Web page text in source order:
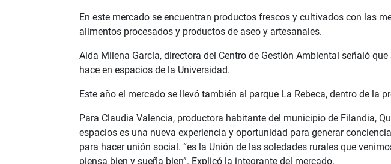
En este mercado se encuentran productos frescos y cultivados con las
alimentos procesados y productos de aseo y artesanales.
Aida Milena García, directora del Centro de Gestión Ambiental señaló
hace en espacios de la Universidad.
Este año el mercado se llevó también al parque La Rebeca, dentro de
Para Claudia Valencia, productora habitante del municipio de Filandia,
espacios es una nueva experiencia y oportunidad para generar
para hacer unión social. “es la Unión de las soledades rurales que
piensa bien y sueña bien”. Explicó la integrante del mercado.